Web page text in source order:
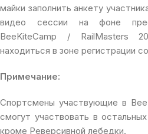
майки заполнить анкету
видео сессии на фоне
BeeKiteCamp / RailMasters
находиться в зоне регистрации
Примечание:
Спортсмены участвующие в
смогут участвовать в
кроме Реверсивной лебедки.